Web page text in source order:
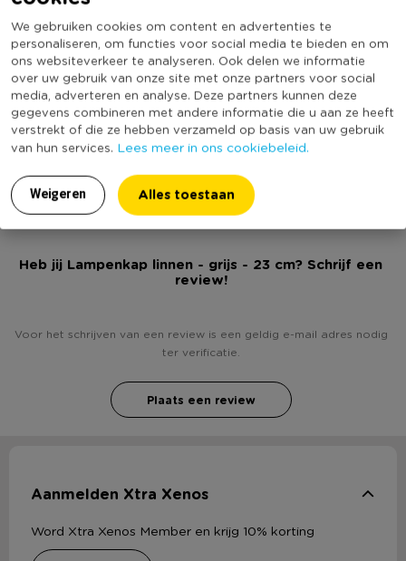
We gebruiken cookies om content en advertenties te
personaliseren, om functies voor social media te bieden en om
ons websiteverkeer te analyseren. Ook delen we informatie
over uw gebruik van onze site met onze partners voor social
media, adverteren en analyse. Deze partners kunnen deze
gegevens combineren met andere informatie die u aan ze heeft
verstrekt of die ze hebben verzameld op basis van uw gebruik
van hun services. Lees meer in ons cookiebeleid.
Weigeren Alles toestaan
* Lampenkap linnen grijs
* Grijze kleur en uitstraling
* Geschikt voor standaard lampenvoet en fitting
* Geschikt voor lampen tot 40 watt
Diameter (cm)
23
Producthoogte (cm)
17
Kleur
Grijs
Inclusief lichtbron
Nee
Binnen of buitengebruik
Binnen
Duurzaamheidsscore
Heb jij Lampenkap linnen - grijs - 23 cm? Schrijf een
review!
Voor het schrijven van een review is een geldig e-mail adres nodig
ter verificatie.
Plaats een review
Aanmelden Xtra Xenos
Word Xtra Xenos Member en krijg 10% korting